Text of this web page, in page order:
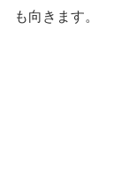
も向きます。